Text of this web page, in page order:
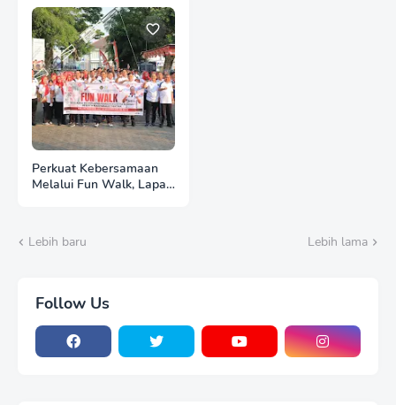
Perkuat Kebersamaan
Melalui Fun Walk, Lapas
Lebih baru Lebih lama
Follow Us